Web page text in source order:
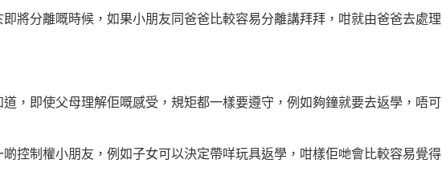
將分離嘅時候，如果小朋友同爸爸比較容易分離講拜拜，咁就由爸爸去處理
，即使父母理解佢嘅感受，規矩都一樣要遵守，例如夠鐘就要去返學，唔可
控制權小朋友，例如子女可以決定帶咩玩具返學，咁樣佢哋會比較容易覺得